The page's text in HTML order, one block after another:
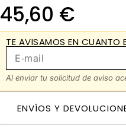
45,60 €
TE AVISAMOS EN CUANTO
Al enviar tu solicitud de aviso
ENVÍOS Y